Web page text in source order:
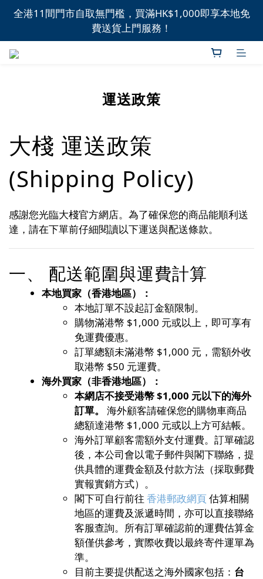
全港11間門市自取無門檻，買滿HK$1,000即享本地免
費送貨上門服務！
全港11間門市自取無門檻，買滿HK$1,000即享本地免
費送貨上門服務！
新品上市，精選優惠，盡在本週推介！
全港11間門市自取無門檻，買滿HK$1,000即享本地免
費送貨上門服務！
運送政策
大棧 運送政策
(Shipping Policy)
感謝您光臨大棧官方網店。為了確保您的商品能順利送
達，請在下單前仔細閱讀以下運送與配送條款。
一、 配送範圍與運費計算
本地買家（香港地區）：
本地訂單不設起訂金額限制。
購物滿港幣 $1,000 元或以上，即可享有
免運費優惠。
訂單總額未滿港幣 $1,000 元，需額外收
取港幣 $50 元運費。
海外買家（非香港地區）：
本網店不接受港幣 $1,000 元以下的海外
訂單。
海外顧客請確保您的購物車商品
總額達港幣 $1,000 元或以上方可結帳。
海外訂單顧客需額外支付運費。訂單確認
後，本公司會以電子郵件與閣下聯絡，提
供具體的運費金額及付款方法（採取郵費
實報實銷方式）。
閣下可自行前往 香港郵政網頁估算相關
地區的運費及派遞時間，亦可以直接聯絡
客服查詢。所有訂單確認前的運費估算金
額僅供參考，實際收費以最終寄件運單為
準。
目前主要提供配送之海外國家包括： 台